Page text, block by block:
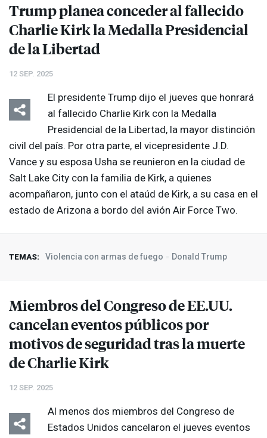
Trump planea conceder al fallecido
Charlie Kirk la Medalla Presidencial
de la Libertad
12 SEP. 2025
El presidente Trump dijo el jueves que honrará
al fallecido Charlie Kirk con la Medalla
Presidencial de la Libertad, la mayor distinción
civil del país. Por otra parte, el vicepresidente J.D.
Vance y su esposa Usha se reunieron en la ciudad de
Salt Lake City con la familia de Kirk, a quienes
acompañaron, junto con el ataúd de Kirk, a su casa en el
estado de Arizona a bordo del avión Air Force Two.
TEMAS: Violencia con armas de fuego Donald Trump
Miembros del Congreso de EE.UU.
cancelan eventos públicos por
motivos de seguridad tras la muerte
de Charlie Kirk
12 SEP. 2025
Al menos dos miembros del Congreso de
Estados Unidos cancelaron el jueves eventos